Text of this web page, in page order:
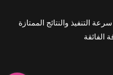
التنفيذ والنتائج الممتازة
الفائقة